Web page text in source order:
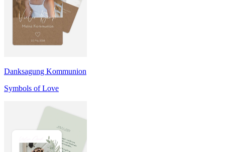
Danksagung Kommunion
Symbols of Love